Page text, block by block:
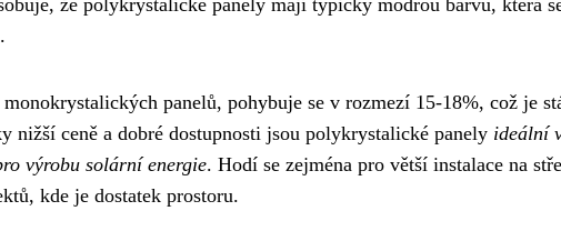
že polykrystalické panely mají typicky modrou barvu, která
panelů, pohybuje se v rozmezí 15-18%, což je
nižší ceně a dobré dostupnosti jsou polykrystalické panely ideální
výrobu solární energie. Hodí se zejména pro větší instalace na
kde je dostatek prostoru.